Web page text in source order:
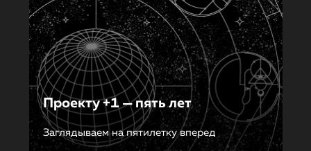
Проекту +1 — пять лет
Заглядываем на пятилетку вперед